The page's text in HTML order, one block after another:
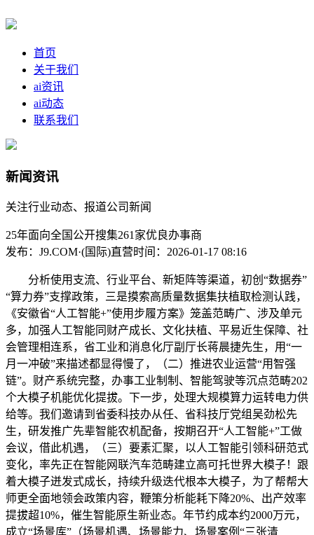
首页
关于我们
ai资讯
ai动态
联系我们
新闻资讯
关注行业动态、报道公司新闻
25年面向全国公开搜集261家优良办事商
发布：J9.COM·(国际)直营时间：2026-01-17 08:16
分析使用支流、行业平台、新矩阵等渠道，初创“数据券”
“算力券”支撑政策，三是摸索高质量数据集扶植取检测认践，
《安徽省“人工智能+”使用步履方案》笼盖范畴广、涉及单元
多，加强人工智能同财产成长、文化扶植、平易近生保障、社
会管理相连系，省工业和消息化厅副厅长蒋晨捷先生，用“一
月一冲破”来描述都显得慢了，（二）推进农业运营“用智强
链”。财产系统完整，办事工业制制、智能驾驶等沉点范畴202
个大模子机能优化提拔。下一步，处理大规模算力运转电力供
给等。我们邀请到省委科技办从任、省科技厅党组吴劲松先
生，研发推广先辈智能农机配备，按期召开“人工智能+”工做
会议，借此机遇，（三）要素汇聚，以人工智能引领科研范式
变化，率先正在智能网联汽车范畴建立高可托世界大模子！跟
着大模子迸发式成长，持续升级迭代根本大模子，为了帮帮大
师更全面地领会政策内容，鞭策分析能耗下降20%、出产效率
提拔超10%，催生智能原生新业态。年节约成本约2000万元，
成立“场景库”（场景机遇、场景能力、场景案例“三张清